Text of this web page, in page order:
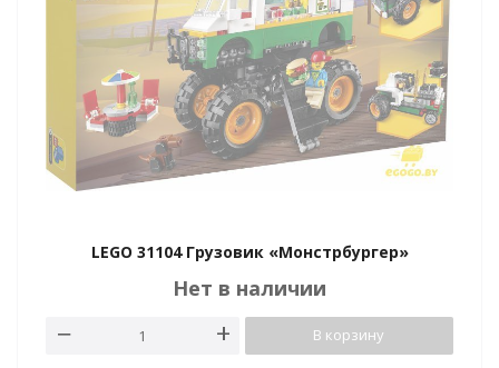
LEGO 31104 Грузовик «Монстрбургер»
Нет в наличии
В корзину